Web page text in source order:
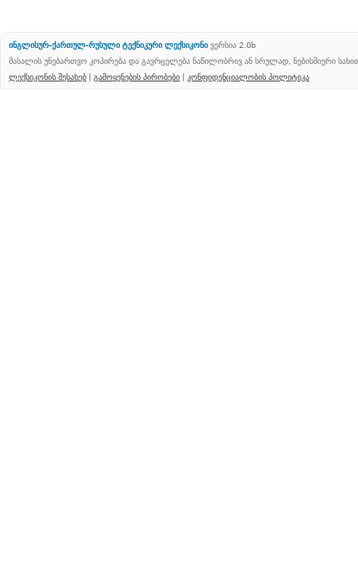
ინგლისურ-ქართულ-რუსული ტექნიკური ლექსიკონი ვერსია 2.0b
მასალის უნებართვო კოპირება და გავრცელება ნაწილობრივ ან სრულად, ნებისმიერი
ლექსიკონის შესახებ | გამოყენების პირობები | კონფიდენციალობის პოლიტიკა